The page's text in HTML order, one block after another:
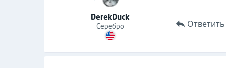
DerekDuck
Серебро Ответить